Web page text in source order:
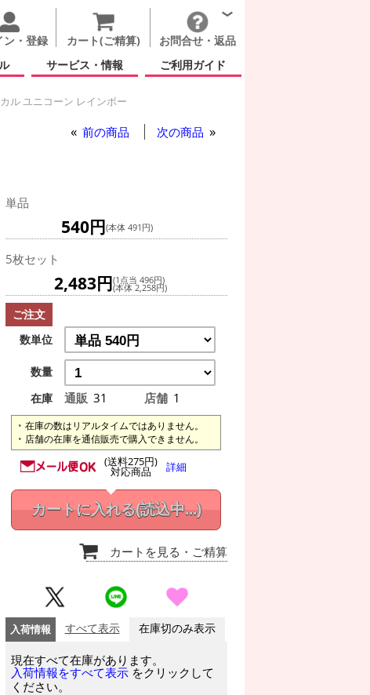
ン・登録 カート(ご精算)
お問合せ・返品
サービス・情報 ご利用ガイド
ル ユニコーン レインボー
前の商品 次の商品
単品
540円(本体 491円)
5枚セット
2,483円(1点当 496円)
(本体 2,258円)
ご注文
数単位
数量
在庫
通販 31 店舗 1
在庫の数はリアルタイムではありません。
店舗の在庫を通信販売で購入できません。
(送料275円)
対応商品 詳細
カートに入れる(読込中...)
カートを見る ・ご精算
入荷情報 すべて表示 在庫切のみ表示
現在すべて在庫があります。
入荷情報をすべて表示 をクリックして
ください。